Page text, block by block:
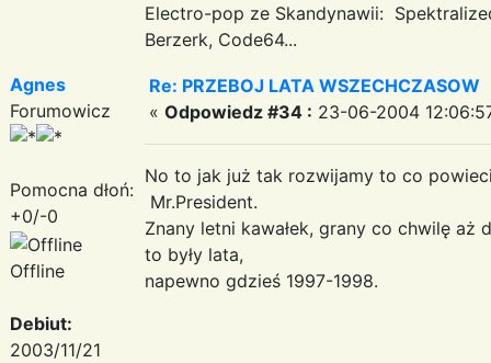
Electro-pop ze Skandynawii:
Berzerk, Code64...
Agnes
Forumowicz
Pomocna dłoń:
+0/-0
Offline
Debiut:
2003/11/21
Re: PRZEBOJ LATA WSZECHCZASOW
« Odpowiedz #34 : 23-06-2004
No to jak już tak rozwijamy to co
Mr.President.
Znany letni kawałek, grany co chwilę aż
to były lata,
napewno gdzieś 1997-1998.